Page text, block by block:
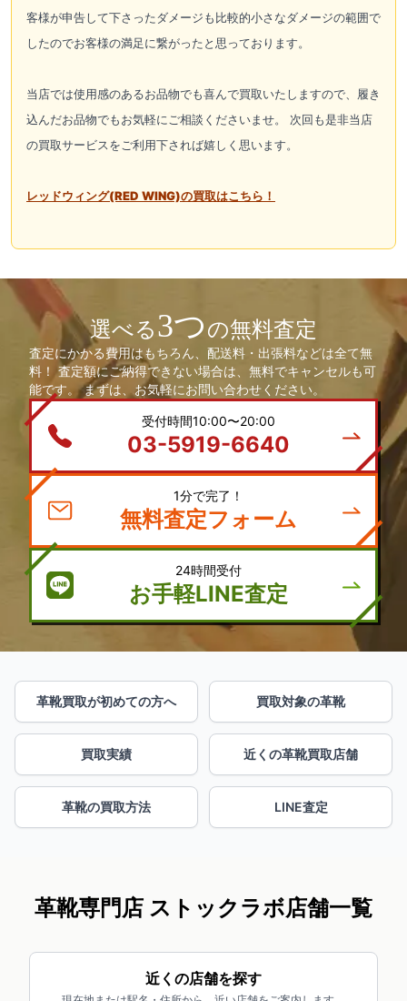
客様が申告して下さったダメージも比較的小さなダメージの範囲で
したのでお客様の満足に繋がったと思っております。
当店では使用感のあるお品物でも喜んで買取いたしますので、履き
込んだお品物でもお気軽にご相談くださいませ。 次回も是非当店
の買取サービスをご利用下されば嬉しく思います。
レッドウィング(RED WING)の買取はこちら！
選べる3つの無料査定
査定にかかる費用はもちろん、配送料・出張料などは全て無
料！ 査定額にご納得できない場合は、無料でキャンセルも可
能です。 まずは、お気軽にお問い合わせください。
受付時間10:00〜20:00
03-5919-6640
1分で完了！
無料査定フォーム
24時間受付
お手軽LINE査定
革靴買取が初めての方へ 買取対象の革靴
買取実績 近くの革靴買取店舗
革靴の買取方法 LINE査定
革靴専門店 ストックラボ店舗一覧
近くの店舗を探す